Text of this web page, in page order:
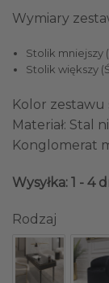
Wymiary
Stolik mniejszy
Stolik większy
Kolor zestawu
Materiał: Stal
Konglomerat
Wysyłka: 1 - 4
Rodzaj